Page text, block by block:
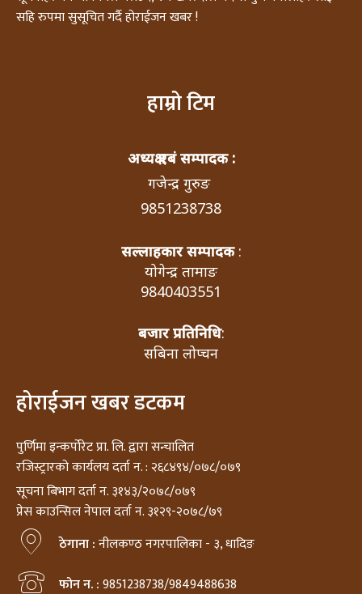
सहि रुपमा सुसूचित गर्दै होराईजन खबर !
हाम्रो टिम
अध्यक्ष एबं सम्पादक :
गजेन्द्र गुरुङ
9851238738
सल्लाहकार सम्पादक:
योगेन्द्र तामाङ
9840403551
बजार प्रतिनिधि:
सबिना लोप्चन
होराईजन खबर डटकम
पुर्णिमा इन्कर्पोरेट प्रा. लि. द्वारा सन्चालित
रजिस्ट्रारको कार्यलय दर्ता न. : २६८४९४/०७८/०७९
सूचना बिभाग दर्ता न. ३१४३/२०७८/०७९
प्रेस काउन्सिल नेपाल दर्ता न. ३१२९-२०७८/७९
ठेगाना :नीलकण्ठ नगरपालिका - ३, धादिङ
फोन न. :9851238738/9849488638